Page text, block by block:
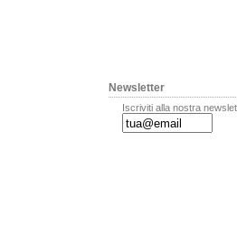
Newsletter
Iscriviti alla nostra